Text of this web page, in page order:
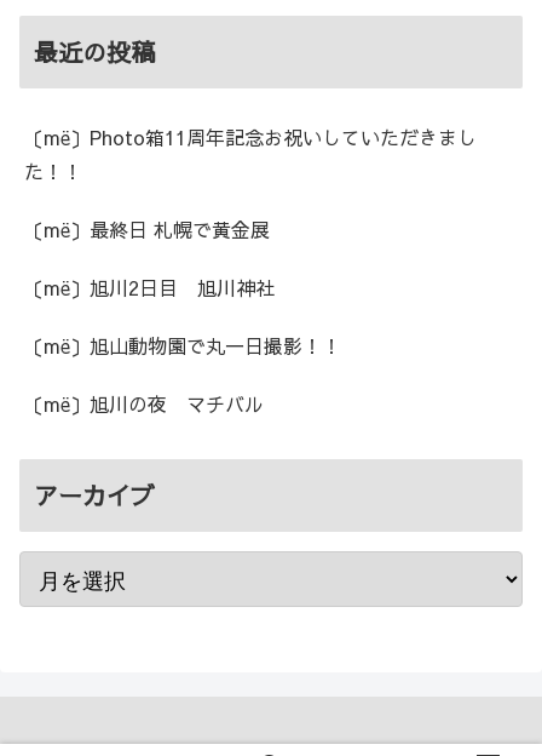
最近の投稿
〔më〕Photo箱11周年記念お祝いしていただきまし
た！！
〔më〕最終日 札幌で黄金展
〔më〕旭川2日目 旭川神社
〔më〕旭山動物園で丸一日撮影！！
〔më〕旭川の夜 マチバル
アーカイブ